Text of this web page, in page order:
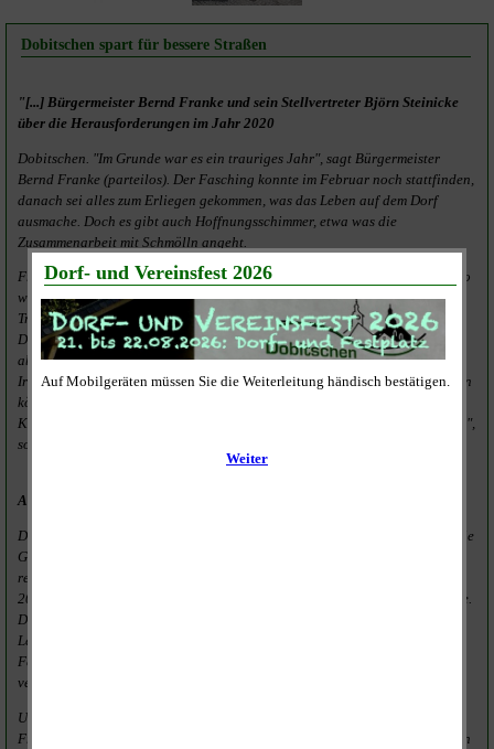
Dobitschen spart für bessere Straßen
"[...] Bürgermeister Bernd Franke und sein Stellvertreter Björn Steinicke
über die Herausforderungen im Jahr 2020
Dobitschen. "Im Grunde war es ein trauriges Jahr", sagt Bürgermeister
Bernd Franke (parteilos). Der Fasching konnte im Februar noch stattfinden,
danach sei alles zum Erliegen gekommen, was das Leben auf dem Dorf
ausmache. Doch es gibt auch Hoffnungsschimmer, etwa was die
Zusammenarbeit mit Schmölln angeht.
Frankes Stellvertreter Björn Steinicke zählt auf, was liegengeblieben ist. So
wollten die Mitglieder der Feuerwehr etwa aus Sicherheitsgründen eine
Treppe am unteren Teich einbauen. "Da schlug der erste Lockdown zu.
Deshalb ist die Treppe bis heute eine Baustelle." Auch das Dorffest musste
abgesagt werden, weil sich die Auflagen so häufig geändert haben.
Irgendwann war der Punkt erreicht, wo man Geld hätte in die Hand nehmen
können. Auch ständige Nachfragen im Gesundheitsamt brachten keine
Klarheit. "Es macht keinen Sinn, die ehrenamtliche Leistung zu verbrennen",
so Steinicke.
Allerhöchstens Flickwerk im nächsten Jahr
Doch zum Glück sei der dörfliche Zusammenhalt unverändert stark. Aber die
Gefahr, dass sich diese nach dem Lockdown nicht wieder im alten Maß
reaktivieren lässt, werde von Woche zu Woche größer. Obwohl es im Jahr
2019 keinen Haushalt gab, wäre dieser ausgeglichen gewesen, sagt Franke.
Der für 2020 war ausgeglichen, alle Pflichtaufgaben wurden erfüllt.
Lediglich bei der Beschaffung von Technik und Bekleidung für die
Feuerwehr gab es Engpässe, weil der Haushalt erst im September
verabschiedet wurde.
Und im nächsten Jahr? "Wir ordnen vieles den Straßen unter", sagt Bernd
Franke. Im Jahr 2021 werde man wieder nur das nötigste flicken, ansonsten